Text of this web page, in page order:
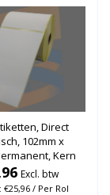
Direct
102mm x
Kern
à 475 stuks
Excl. btw
€25,96 / Per Rol